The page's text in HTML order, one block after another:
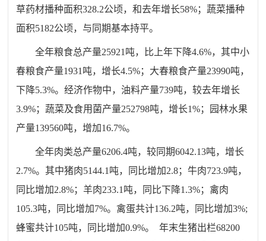
草药材播种面积328.2公顷，和去年增长58%；蔬菜播种
面积5182公顷，与同期基本持平。
全年粮食总产量25921吨，比上年下降4.6%，其中小
春粮食产量1931吨，增长4.5%；大春粮食产量23990吨，
下降5.3%。经济作物中，油料产量739吨，较去年增长
3.9%；蔬菜及食用菌产量252798吨，增长1%；园林水果
产量139560吨，增加16.7%。
全年肉类总产量6206.4吨，较同期6042.13吨，增长
2.7%。其中猪肉5144.1吨，同比增加2.8；牛肉723.9吨，
同比增加2.8%；羊肉233.1吨，同比下降1.3%；禽肉
105.3吨，同比增加7%。禽蛋共计136.2吨，同比增加3%;
蜂蜜共计105吨，同比增加0.9%。 年末生猪出栏68200